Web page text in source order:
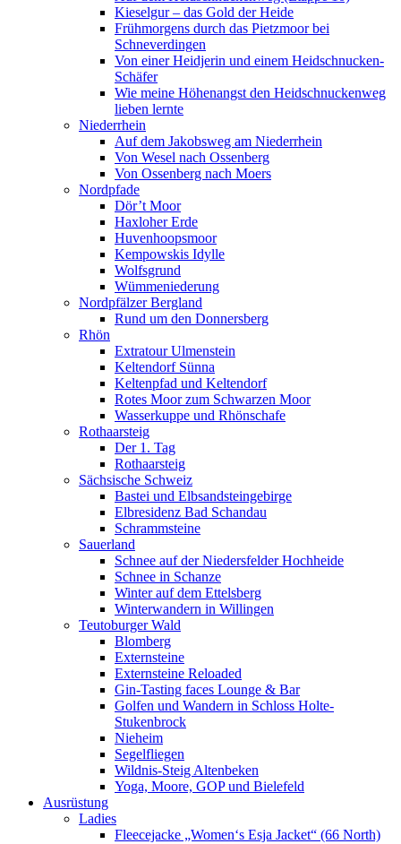
Kieselgur – das Gold der Heide
Frühmorgens durch das Pietzmoor bei
Schneverdingen
Von einer Heidjerin und einem Heidschnucken-
Schäfer
Wie meine Höhenangst den Heidschnuckenweg
lieben lernte
Niederrhein
Auf dem Jakobsweg am Niederrhein
Von Wesel nach Ossenberg
Von Ossenberg nach Moers
Nordpfade
Dör’t Moor
Haxloher Erde
Huvenhoopsmoor
Kempowskis Idylle
Wolfsgrund
Wümmeniederung
Nordpfälzer Bergland
Rund um den Donnersberg
Rhön
Extratour Ulmenstein
Keltendorf Sünna
Keltenpfad und Keltendorf
Rotes Moor zum Schwarzen Moor
Wasserkuppe und Rhönschafe
Rothaarsteig
Der 1. Tag
Rothaarsteig
Sächsische Schweiz
Bastei und Elbsandsteingebirge
Elbresidenz Bad Schandau
Schrammsteine
Sauerland
Schnee auf der Niedersfelder Hochheide
Schnee in Schanze
Winter auf dem Ettelsberg
Winterwandern in Willingen
Teutoburger Wald
Blomberg
Externsteine
Externsteine Reloaded
Gin-Tasting faces Lounge & Bar
Golfen und Wandern in Schloss Holte-
Stukenbrock
Nieheim
Segelfliegen
Wildnis-Steig Altenbeken
Yoga, Moore, GOP und Bielefeld
Ausrüstung
Ladies
Fleecejacke „Women‘s Esja Jacket“ (66 North)